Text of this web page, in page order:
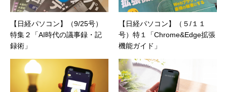
【日経パソコン】（9/25号）
特集２「AI時代の議事録・記
録術」
【日経パソコン】（５/１１
号）特１「Chrome&Edge拡張
機能ガイド」